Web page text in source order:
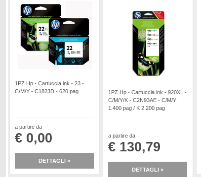
1PZ Hp - Cartuccia ink - 23 -
C/M/Y - C1823D - 620 pag
a partire da
€ 0,00
DETTAGLI »
1PZ Hp - Cartuccia ink - 920XL -
C/M/Y/K - C2N93AE - C/M/Y
1.400 pag / K 2.200 pag
a partire da
€ 130,79
DETTAGLI »